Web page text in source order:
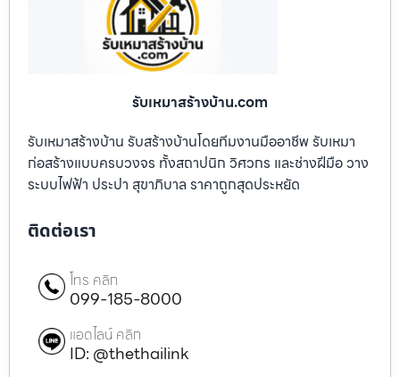
รับเหมาสร้างบ้าน.com
รับเหมาสร้างบ้าน รับสร้างบ้านโดยทีมงานมืออาชีพ รับเหมา
ก่อสร้างแบบครบวงจร ทั้งสถาปนิก วิศวกร และช่างฝีมือ วาง
ระบบไฟฟ้า ประปา สุขาภิบาล ราคาถูกสุดประหยัด
ติดต่อเรา
โทร คลิก
099-185-8000
แอดไลน์ คลิก
ID: @thethailink